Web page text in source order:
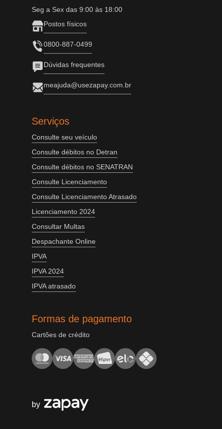
Seg a Sex das 9:00 às 18:00
Postos físicos
0800-887-0499
Dúvidas frequentes
meajuda@usezapay.com.br
Serviços
Consulte seu veículo
Consulte débitos no Detran
Consulte débitos no SENATRAN
Consulte Licenciamento
Consulte Licenciamento Atrasado
Licenciamento 2024
Consultar Multas
Despachante Online
IPVA
IPVA 2024
IPVA atrasado
Formas de pagamento
Cartões de crédito
by